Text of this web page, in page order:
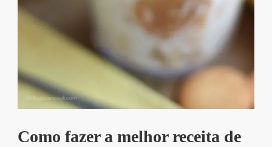
Como fazer a melhor receita de